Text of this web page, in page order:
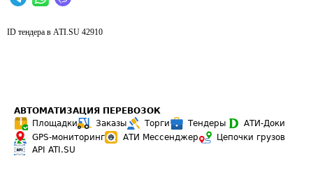
ID тендера в ATI.SU 42910
АВТОМАТИЗАЦИЯ ПЕРЕВОЗОК
Площадки
Заказы Торги Тендеры
АТИ-Доки
GPS-мониторинг
АТИ Мессенджер
Цепочки грузов
API ATI.SU